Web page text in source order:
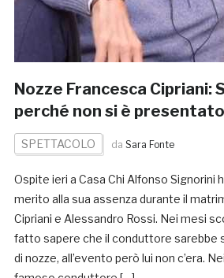
Nozze Francesca Cipriani:
perché non si è presentato
SPETTACOLO da Sara Fonte
Ospite ieri a Casa Chi Alfonso Signorini
merito alla sua assenza durante il
Cipriani e Alessandro Rossi. Nei mesi
fatto sapere che il conduttore sarebbe
di nozze, all’evento però lui non c’era.